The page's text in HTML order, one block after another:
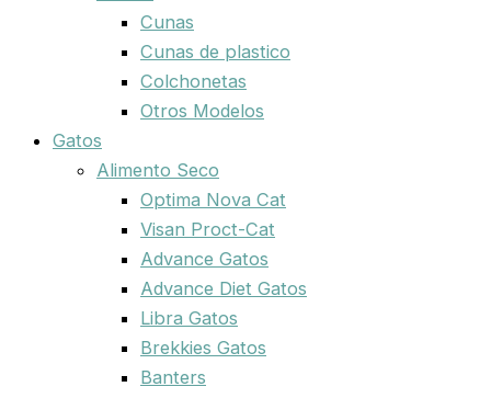
Cunas
Cunas de plastico
Colchonetas
Otros Modelos
Gatos
Alimento Seco
Optima Nova Cat
Visan Proct-Cat
Advance Gatos
Advance Diet Gatos
Libra Gatos
Brekkies Gatos
Banters